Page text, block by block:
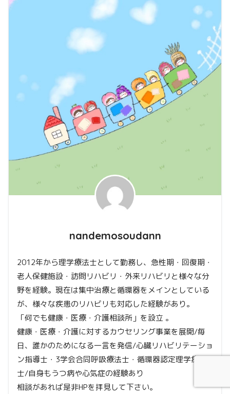
nandemosoudann
2012年から理学療法士として勤務し、急性期・回復期・
老人保健施設・訪問リハビリ・外来リハビリと様々な分
野を経験。現在は集中治療と循環器をメインとしている
が、様々な疾患のリハビリも対応した経験があり。
「何でも健康・医療・介護相談所」を設立 。
健康・医療・介護に対するカウセリング事業を展開/毎
日、誰かのためになる一言を発信/心臓リハビリテーショ
ン指導士・3学会合同呼吸療法士・循環器認定理学療法
士/自身もうつ病や心気症の経験あり
相談があれば是非HPを拝見して下さい。